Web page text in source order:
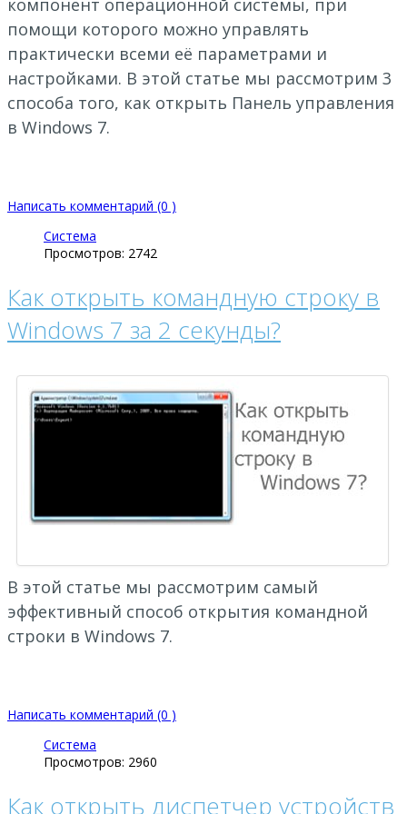
помощи которого можно управлять
практически всеми её параметрами и
настройками. В этой статье мы рассмотрим 3
способа того, как открыть Панель управления
в Windows 7.
Написать комментарий (0 )
Система
Просмотров: 2742
Как открыть командную строку в
Windows 7 за 2 секунды?
В этой статье мы рассмотрим самый
эффективный способ открытия командной
строки в Windows 7.
Написать комментарий (0 )
Система
Просмотров: 2960
Как открыть диспетчер устройств